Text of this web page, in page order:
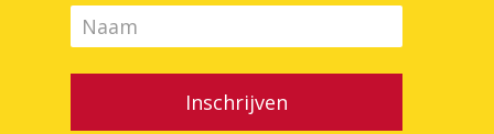
Inschrijven